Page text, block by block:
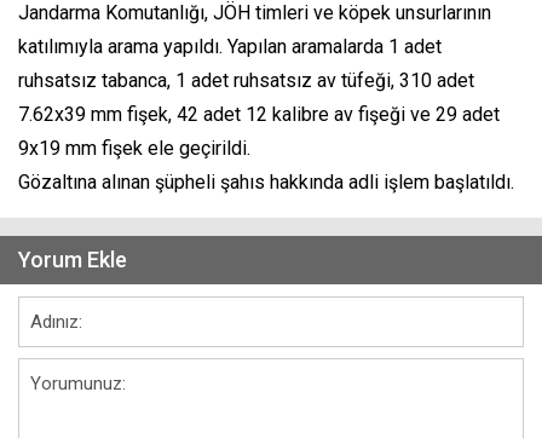
Jandarma Komutanlığı, JÖH timleri ve köpek unsurlarının
katılımıyla arama yapıldı. Yapılan aramalarda 1 adet
ruhsatsız tabanca, 1 adet ruhsatsız av tüfeği, 310 adet
7.62x39 mm fişek, 42 adet 12 kalibre av fişeği ve 29 adet
9x19 mm fişek ele geçirildi.
Gözaltına alınan şüpheli şahıs hakkında adli işlem başlatıldı.
Yorum Ekle